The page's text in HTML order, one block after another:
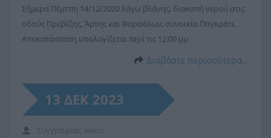
Σήμερα Πέμτπη 14/12/2020 λόγω βλάνης, διακοπή νερού στις
οδούς Πρεβέζης, Άρτης και Φαρσάλων, συνοικία Παγκράτι.
Αποκατάσταση υπολογίζεται περί τις 12:00 μμ
Διαβάστε περισσότερα…
13 ΔΕΚ 2023
Συγγραφέας alexis